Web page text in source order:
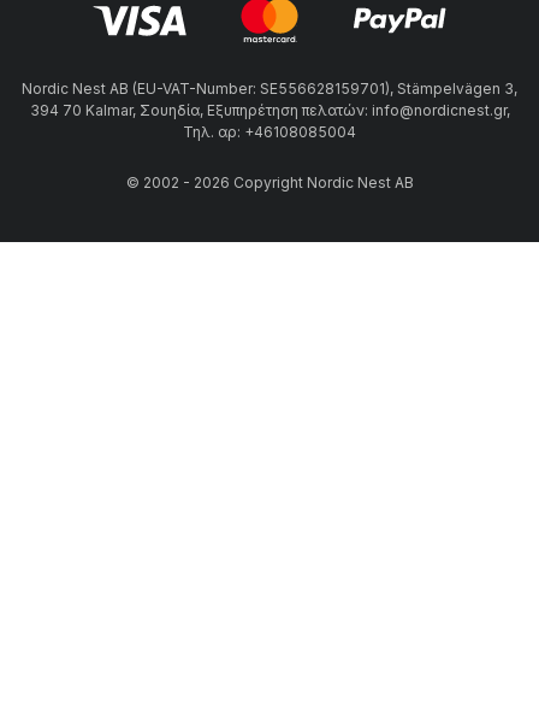
Nordic Nest AB (EU-VAT-Number: SE556628159701), Stämpelvägen 3,
394 70 Kalmar, Σουηδία, Εξυπηρέτηση πελατών: info@nordicnest.gr,
Τηλ. αρ: +46108085004
© 2002 - 2026 Copyright Nordic Nest AB